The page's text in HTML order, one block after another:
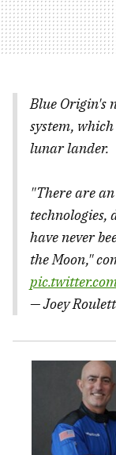
Blue Origin's
system,
lunar lander.
"There are
technologies,
have never
the Moon,"
— Joey